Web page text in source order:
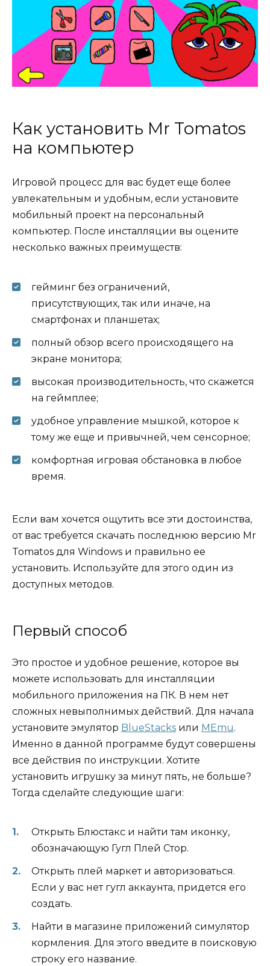
Как установить Mr Tomatos
на компьютер
Игровой процесс для вас будет еще более
увлекательным и удобным, если установите
мобильный проект на персональный
компьютер. После инсталляции вы оцените
несколько важных преимуществ:
гейминг без ограничений,
присутствующих, так или иначе, на
смартфонах и планшетах;
полный обзор всего происходящего на
экране монитора;
высокая производительность, что скажется
на геймплее;
удобное управление мышкой, которое к
тому же еще и привычней, чем сенсорное;
комфортная игровая обстановка в любое
время.
Если вам хочется ощутить все эти достоинства,
от вас требуется скачать последнюю версию Mr
Tomatos для Windows и правильно ее
установить. Используйте для этого один из
доступных методов.
Первый способ
Это простое и удобное решение, которое вы
можете использовать для инсталляции
мобильного приложения на ПК. В нем нет
сложных невыполнимых действий. Для начала
установите эмулятор BlueStacks или MEmu.
Именно в данной программе будут совершены
все действия по инструкции. Хотите
установить игрушку за минут пять, не больше?
Тогда сделайте следующие шаги:
Открыть Блюстакс и найти там иконку,
обозначающую Гугл Плей Стор.
Открыть плей маркет и авторизоваться.
Если у вас нет гугл аккаунта, придется его
создать.
Найти в магазине приложений симулятор
кормления. Для этого введите в поисковую
строку его название.